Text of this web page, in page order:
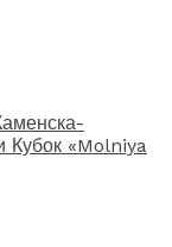
Кубок «Molniya